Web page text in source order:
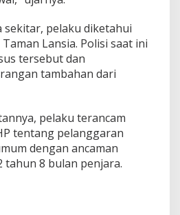
pelaku diketahui
Lansia. Polisi saat ini
tersebut dan
tambahan dari
pelaku terancam
tentang pelanggaran
dengan ancaman
tahun 8 bulan penjara.